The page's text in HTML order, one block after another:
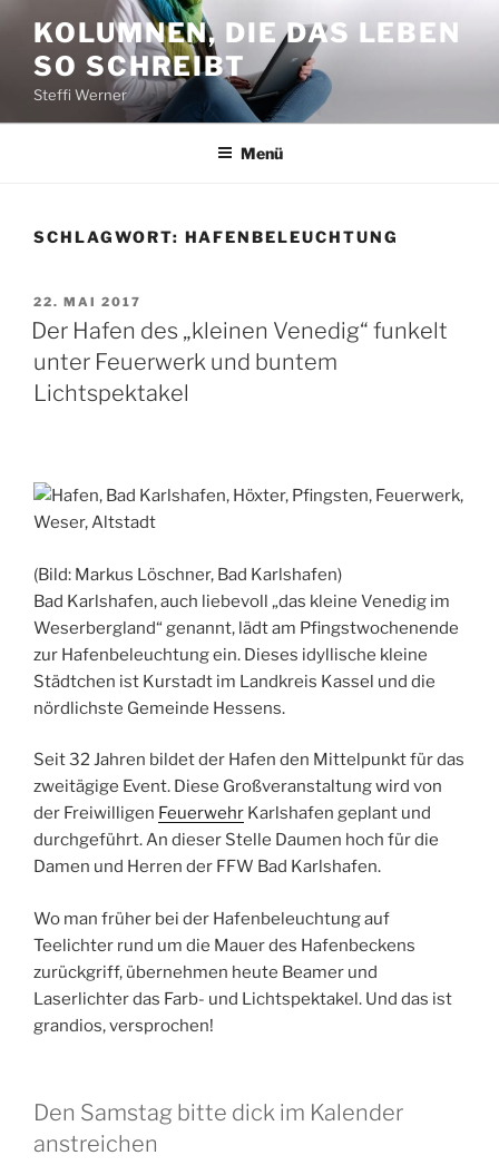
Inhalt
springen
KOLUMNEN, DIE DAS LEBEN
SO SCHREIBT
Steffi Werner
Menü
SCHLAGWORT: HAFENBELEUCHTUNG
VERÖFFENTLICHT
AM
22. MAI 2017
Der Hafen des „kleinen Venedig“ funkelt
unter Feuerwerk und buntem
Lichtspektakel
(Bild: Markus Löschner, Bad Karlshafen)
Bad Karlshafen, auch liebevoll „das kleine Venedig im
Weserbergland“ genannt, lädt am Pfingstwochenende
zur Hafenbeleuchtung ein. Dieses idyllische kleine
Städtchen ist Kurstadt im Landkreis Kassel und die
nördlichste Gemeinde Hessens.
Seit 32 Jahren bildet der Hafen den Mittelpunkt für das
zweitägige Event. Diese Großveranstaltung wird von
der Freiwilligen Feuerwehr Karlshafen geplant und
durchgeführt. An dieser Stelle Daumen hoch für die
Damen und Herren der FFW Bad Karlshafen.
Wo man früher bei der Hafenbeleuchtung auf
Teelichter rund um die Mauer des Hafenbeckens
zurückgriff, übernehmen heute Beamer und
Laserlichter das Farb- und Lichtspektakel. Und das ist
grandios, versprochen!
Den Samstag bitte dick im Kalender
anstreichen